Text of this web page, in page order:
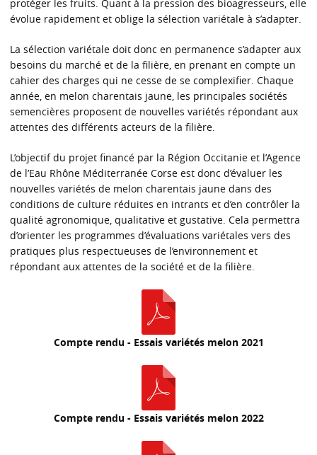
protéger les fruits. Quant à la pression des bioagresseurs, elle
évolue rapidement et oblige la sélection variétale à s’adapter.
La sélection variétale doit donc en permanence s’adapter aux
besoins du marché et de la filière, en prenant en compte un
cahier des charges qui ne cesse de se complexifier. Chaque
année, en melon charentais jaune, les principales sociétés
semencières proposent de nouvelles variétés répondant aux
attentes des différents acteurs de la filière.
L’objectif du projet financé par la Région Occitanie et l’Agence
de l’Eau Rhône Méditerranée Corse est donc d’évaluer les
nouvelles variétés de melon charentais jaune dans des
conditions de culture réduites en intrants et d’en contrôler la
qualité agronomique, qualitative et gustative. Cela permettra
d’orienter les programmes d’évaluations variétales vers des
pratiques plus respectueuses de l’environnement et
répondant aux attentes de la société et de la filière.
Compte rendu - Essais variétés melon 2021
Compte rendu - Essais variétés melon 2022